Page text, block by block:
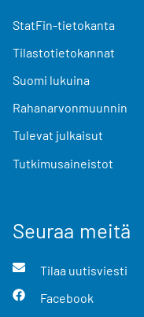
StatFin-tietokanta
Tilastotietokannat
Suomi lukuina
Rahanarvonmuunnin
Tulevat julkaisut
Tutkimusaineistot
Seuraa meitä
Tilaa uutisviesti
Facebook